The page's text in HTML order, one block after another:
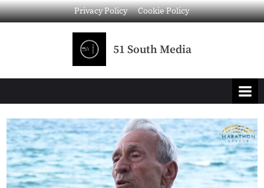
Privacy Policy Cookie Policy
51 South Media